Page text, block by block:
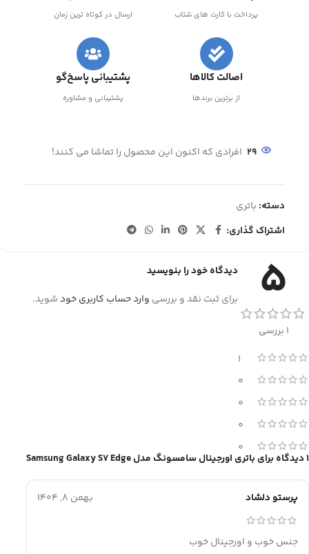
پرداخت با کارت های شتاب ارسال در کوتاه ترین زمان
اصالت کالاها
از برترین برندها
پشتیبانی پاسخ‌گو
پشتیبانی و مشاوره
29 افرادی که اکنون این محصول را تماشا می کنند!
دسته: باتری
اشتراک گذاری:
5
1 بررسی
1
0
0
0
0
1 دیدگاه برای باتری اورجینال سامسونگ مدل Samsung Galaxy S7 Edge
پرستو دلشاد بهمن 8, 1404
جنس خوب و اورجینال خوب
دیدگاه خود را بنویسید
برای ثبت نقد و بررسی وارد حساب کاربری خودشوید.